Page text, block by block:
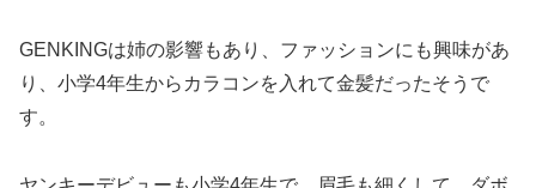
GENKINGは姉の影響もあり、ファッションにも興味があ
り、小学4年生からカラコンを入れて金髪だったそうで
す。